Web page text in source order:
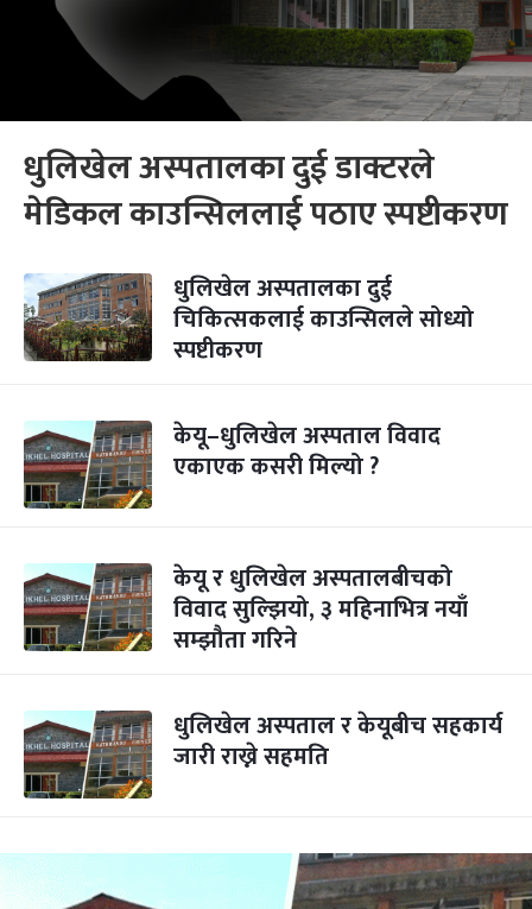
धुलिखेल अस्पतालका दुई डाक्टरले
मेडिकल काउन्सिललाई पठाए स्पष्टीकरण
धुलिखेल अस्पतालका दुई
चिकित्सकलाई काउन्सिलले सोध्यो
स्पष्टीकरण
केयू–धुलिखेल अस्पताल विवाद
एकाएक कसरी मिल्यो ?
केयू र धुलिखेल अस्पतालबीचको
विवाद सुल्झियो, ३ महिनाभित्र नयाँ
सम्झौता गरिने
धुलिखेल अस्पताल र केयूबीच सहकार्य
जारी राख्ने सहमति